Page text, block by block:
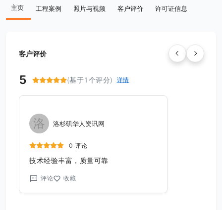
主页 工程案例 照片与视频 客户评价 许可证信息
客户评价
5 (基于1个评分) 详情
洛 洛杉矶华人资讯网
0 评论
技术经验丰富，质量可靠
评论 收藏